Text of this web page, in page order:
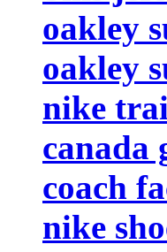
oakley
oakley
nike
canada
coach
nike